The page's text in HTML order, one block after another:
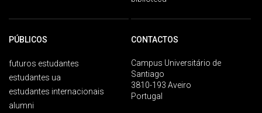
PÚBLICOS
futuros estudantes
estudantes ua
estudantes internacionais
alumni
CONTACTOS
Campus Universitário de
Santiago
3810-193 Aveiro
Portugal